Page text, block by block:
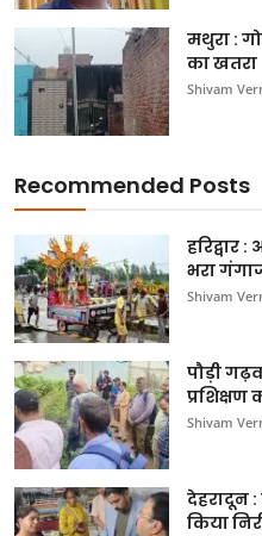
विदेश
बिजनेस
खेल
Videos
अपना राज्य - अपना शहर
जॉब - कैरियर
सिनेमा
विचार वार्ता
मथुरा :
का खतरा
Shivam
Recommended Posts
हरिद्वार
भरा
Shivam
पौड़ी
Shivam
देहरादून
किया